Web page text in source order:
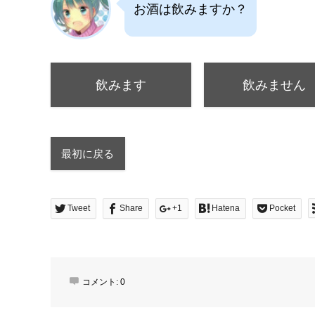
お酒は飲みますか？
飲みます 飲みません
最初に戻る
Tweet Share +1 Hatena Pocket
コメント: 0